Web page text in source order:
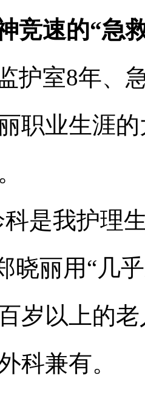
竞速的“急
室8年、急
职业生涯
我护理生
晓丽用“几
岁以上的
科兼有。